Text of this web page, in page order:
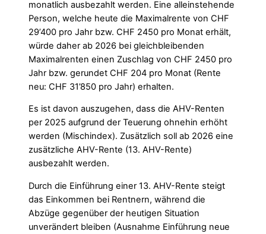
monatlich ausbezahlt werden. Eine alleinstehende
Person, welche heute die Maximalrente von CHF
29’400 pro Jahr bzw. CHF 2450 pro Monat erhält,
würde daher ab 2026 bei gleichbleibenden
Maximalrenten einen Zuschlag von CHF 2450 pro
Jahr bzw. gerundet CHF 204 pro Monat (Rente
neu: CHF 31’850 pro Jahr) erhalten.
Es ist davon auszugehen, dass die AHV-Renten
per 2025 aufgrund der Teuerung ohnehin erhöht
werden (Mischindex). Zusätzlich soll ab 2026 eine
zusätzliche AHV-Rente (13. AHV-Rente)
ausbezahlt werden.
Durch die Einführung einer 13. AHV-Rente steigt
das Einkommen bei Rentnern, während die
Abzüge gegenüber der heutigen Situation
unverändert bleiben (Ausnahme Einführung neue